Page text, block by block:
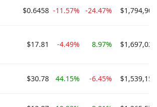
$0.6458 -11.57% -24.47%
$17.81 -4.49% 8.97%
$30.78 44.15% -6.45%